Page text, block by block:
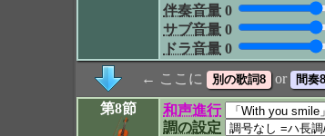
伴奏音量 0
サブ音量 0
ドラ音量 0
← ここに or
第8節
和声進行
調の設定